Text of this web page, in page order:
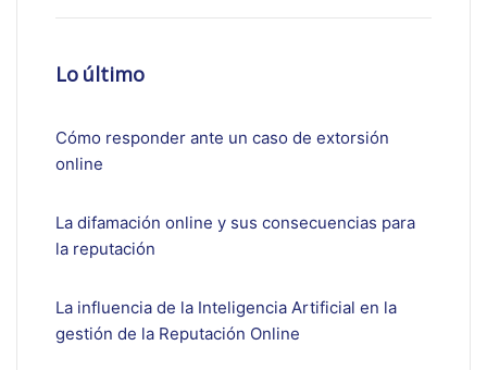
Lo último
Cómo responder ante un caso de extorsión
online
La difamación online y sus consecuencias para
la reputación
La influencia de la Inteligencia Artificial en la
gestión de la Reputación Online